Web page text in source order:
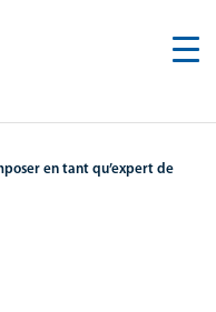
en tant qu’expert de